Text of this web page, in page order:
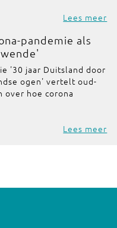
Lees meer
pandemie als
'30 jaar Duitsland door
ogen' vertelt oud-
over hoe corona
Lees meer